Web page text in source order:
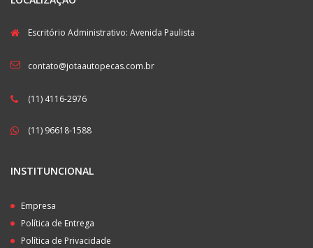
Escritório Administrativo: Avenida Paulista
contato@jotaautopecas.com.br
(11) 4116-2976
(11) 96618-1588
INSTITUNCIONAL
Empresa
Política de Entrega
Política de Privacidade